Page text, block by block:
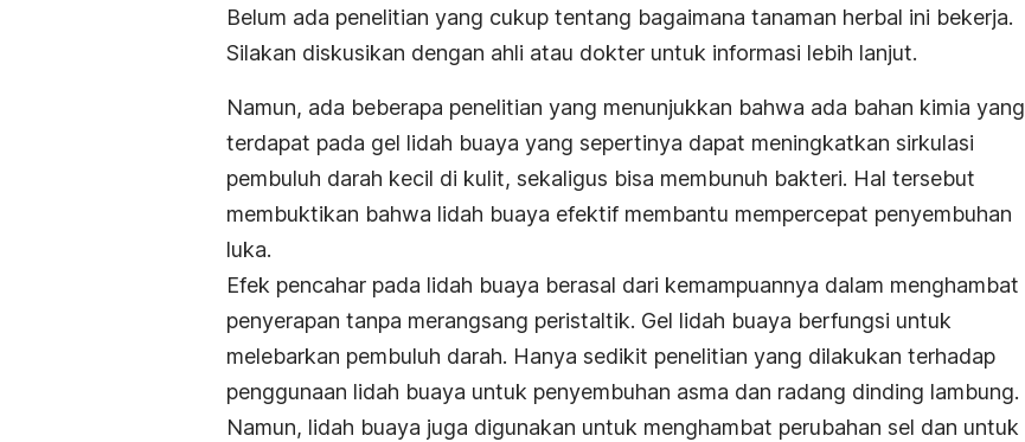
Belum ada penelitian yang cukup tentang bagaimana tanaman herbal ini bekerja.
Silakan diskusikan dengan ahli atau dokter untuk informasi lebih lanjut.
Namun, ada beberapa penelitian yang menunjukkan bahwa ada bahan kimia yang
terdapat pada gel lidah buaya yang sepertinya dapat meningkatkan sirkulasi
pembuluh darah kecil di kulit, sekaligus bisa membunuh bakteri. Hal tersebut
membuktikan bahwa lidah buaya efektif membantu mempercepat penyembuhan
luka.
Efek pencahar pada lidah buaya berasal dari kemampuannya dalam menghambat
penyerapan tanpa merangsang peristaltik. Gel lidah buaya berfungsi untuk
melebarkan pembuluh darah. Hanya sedikit penelitian yang dilakukan terhadap
penggunaan lidah buaya untuk penyembuhan asma dan radang dinding lambung.
Namun, lidah buaya juga digunakan untuk menghambat perubahan sel dan untuk